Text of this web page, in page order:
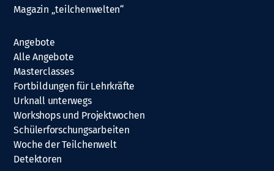
Magazin „teilchenwelten“
Angebote
Alle Angebote
Masterclasses
Fortbildungen für Lehrkräfte
Urknall unterwegs
Workshops und Projektwochen
Schülerforschungsarbeiten
Woche der Teilchenwelt
Detektoren